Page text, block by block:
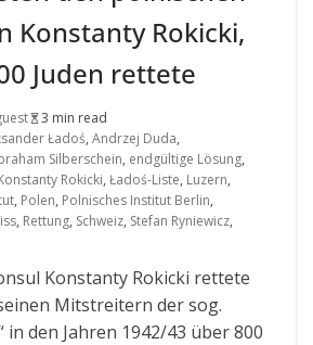
Konstanty Rokicki,
Juden rettete
3 min read
Ładoś, Andrzej Duda,
Silberschein, endgültige Lösung,
Rokicki, Ładoś-Liste, Luzern,
, Polen, Polnisches Institut Berlin,
, Rettung, Schweiz, Stefan Ryniewicz,
Konstanty Rokicki rettete
Mitstreitern der sog.
in den Jahren 1942/43 über 800